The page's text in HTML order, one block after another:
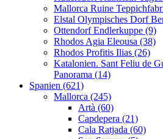
Mallorca Ruine
Elstal Olympisches Dorf
Ottendorf Endlerkuppe (9)
Rhodos Agia Eleousa (38)
Rhodos Profitis Ilias (26)
Katalonien. Sant Feliu de
Panorama (14)
Spanien (621)
Mallorca (245)
Artà (60)
Capdepera (21)
Cala Ratjada (60)